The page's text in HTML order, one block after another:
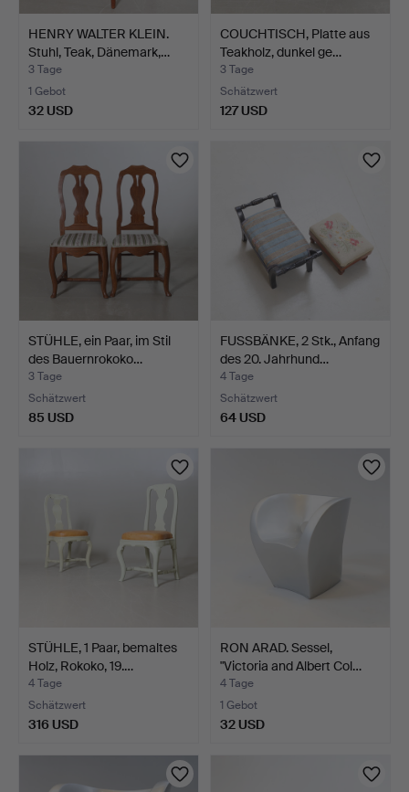
HENRY WALTER KLEIN.
Stuhl, Teak, Dänemark,…
3 Tage
1 Gebot
32 USD
COUCHTISCH, Platte aus
Teakholz, dunkel ge…
3 Tage
Schätzwert
127 USD
STÜHLE, ein Paar, im Stil
des Bauernrokoko…
3 Tage
Schätzwert
85 USD
FUSSBÄNKE, 2 Stk., Anfang
des 20. Jahrhund…
4 Tage
Schätzwert
64 USD
STÜHLE, 1 Paar, bemaltes
Holz, Rokoko, 19.…
4 Tage
Schätzwert
316 USD
RON ARAD. Sessel,
"Victoria and Albert Col…
4 Tage
1 Gebot
32 USD